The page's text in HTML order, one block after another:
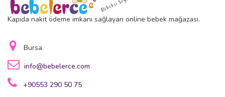
Kapıda nakit ödeme imkanı sağlayan online bebek mağazası.
Bursa
info@bebelerce.com
+90553 290 50 75